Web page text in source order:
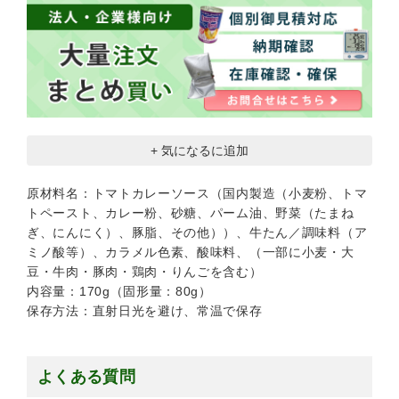
+ 気になるに追加
原材料名：トマトカレーソース（国内製造（小麦粉、トマ
トペースト、カレー粉、砂糖、パーム油、野菜（たまね
ぎ、にんにく）、豚脂、その他））、牛たん／調味料（ア
ミノ酸等）、カラメル色素、酸味料、（一部に小麦・大
豆・牛肉・豚肉・鶏肉・りんごを含む）
内容量：170g（固形量：80g）
保存方法：直射日光を避け、常温で保存
よくある質問